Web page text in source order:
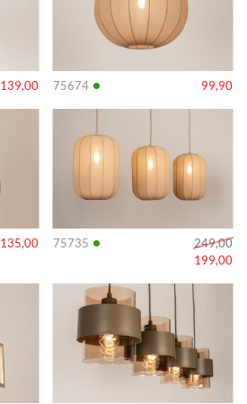
139,00 75674 • 99,90
135,00 75735 •
249,00
199,00
Info
Info